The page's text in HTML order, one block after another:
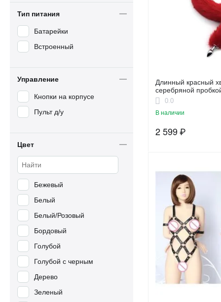
Длинный красный
серебряной
0.0
В наличии
2 599₽
- Металл
Эластан
Полиэстер - Спандекс
Силикон
Стекло
Тип питания
Батарейки
Встроенный
Управление
Кнопки на корпусе
Пульт д/у
Цвет
Бежевый
Белый
Белый/Розовый
Бордовый
Голубой
Голубой с черным
Дерево
Зеленый